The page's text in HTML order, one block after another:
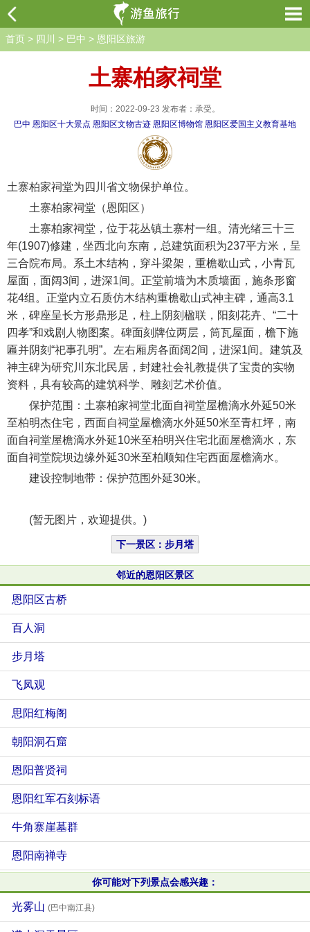
首页 > 四川 > 巴中 > 恩阳区旅游
土寨柏家祠堂
时间：2022-09-23 发布者：承受。
巴中 恩阳区十大景点 恩阳区文物古迹 恩阳区博物馆 恩阳区爱国主义教育基地
土寨柏家祠堂为四川省文物保护单位。
土寨柏家祠堂（恩阳区）
土寨柏家祠堂，位于花丛镇土寨村一组。清光绪三十三
年(1907)修建，坐西北向东南，总建筑面积为237平方米，呈
三合院布局。系土木结构，穿斗梁架，重檐歇山式，小青瓦
屋面，面阔3间，进深1间。正堂前墙为木质墙面，施条形窗
花4组。正堂内立石质仿木结构重檐歇山式神主碑，通高3.1
米，碑座呈长方形鼎形足，柱上阴刻楹联，阳刻花卉、“二十
四孝”和戏剧人物图案。碑面刻牌位两层，筒瓦屋面，檐下施
匾并阴刻“祀事孔明”。左右厢房各面阔2间，进深1间。建筑及
神主碑为研究川东北民居，封建社会礼教提供了宝贵的实物
资料，具有较高的建筑科学、雕刻艺术价值。
保护范围：土寨柏家祠堂北面自祠堂屋檐滴水外延50米
至柏明杰住宅，西面自祠堂屋檐滴水外延50米至青杠坪，南
面自祠堂屋檐滴水外延10米至柏明兴住宅北面屋檐滴水，东
面自祠堂院坝边缘外延30米至柏顺知住宅西面屋檐滴水。
建设控制地带：保护范围外延30米。
(暂无图片，欢迎提供。)
下一景区：步月塔
邻近的恩阳区景区
恩阳区古桥
百人洞
步月塔
飞凤观
思阳红梅阁
朝阳洞石窟
恩阳普贤祠
恩阳红军石刻标语
牛角寨崖墓群
恩阳南禅寺
你可能对下列景点会感兴趣：
光雾山 (巴中南江县)